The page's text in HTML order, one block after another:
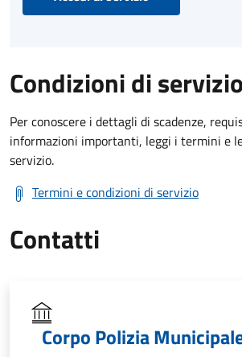
Condizioni di servizio
Per conoscere i dettagli di scadenze,
informazioni importanti, leggi i termini e
servizio.
Termini e condizioni di servizio
Contatti
Corpo Polizia